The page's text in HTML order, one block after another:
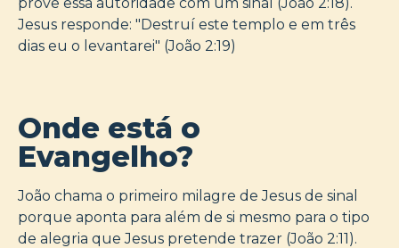
Jesus responde: "Destruí este templo e em três
dias eu o levantarei" (João 2:19)
Onde está o
Evangelho?
João chama o primeiro milagre de Jesus de sinal
porque aponta para além de si mesmo para o tipo
de alegria que Jesus pretende trazer (João 2:11).